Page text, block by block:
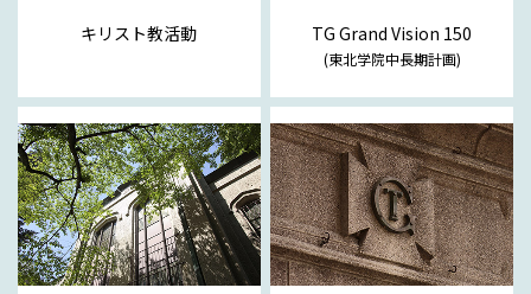
キリスト教活動 TG Grand Vision 150
(東北学院中長期計画)